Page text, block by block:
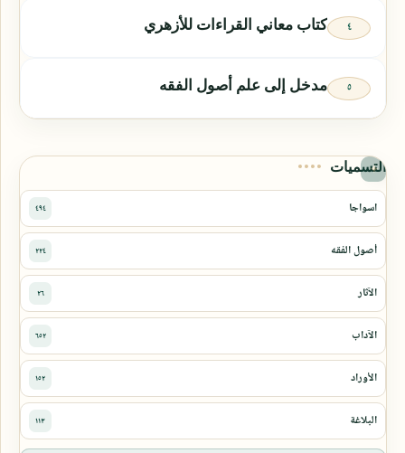
كتاب معاني القراءات للأزهري
مدخل إلى علم أصول الفقه
التسميات